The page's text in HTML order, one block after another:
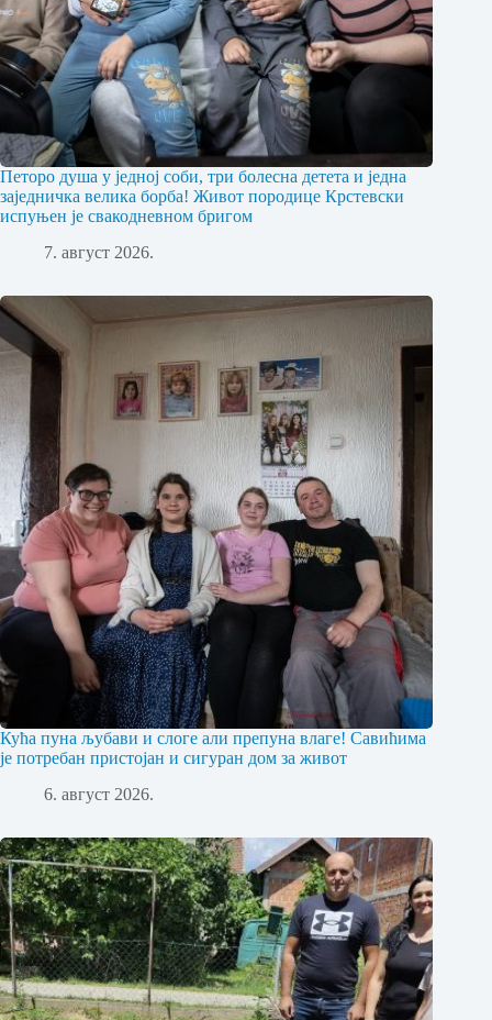
Петоро душа у једној соби, три болесна детета и једна
заједничка велика борба! Живот породице Крстевски
испуњен је свакодневном бригом
7. август 2026.
Кућа пуна љубави и слоге али препуна влаге! Савићима
је потребан пристојан и сигуран дом за живот
6. август 2026.